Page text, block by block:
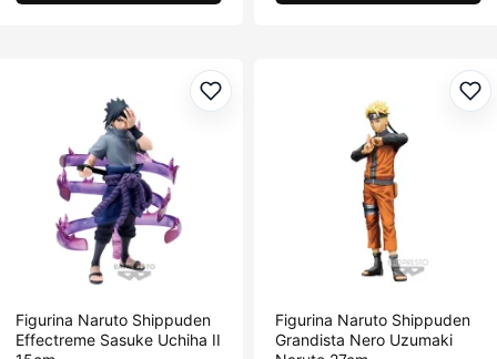
Adaugă la favorite
Figurina Naruto Shippuden
Effectreme Sasuke Uchiha II
Figurina Naruto Shippuden
Grandista Nero Uzumaki